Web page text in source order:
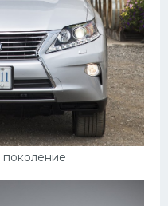
поколение